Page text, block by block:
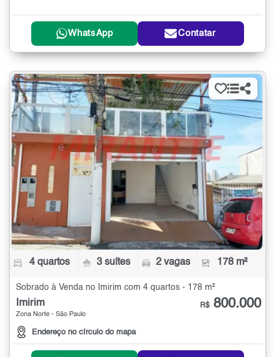
WhatsApp Contatar
4 quartos 3 suítes 2 vagas 178 m²
Sobrado à Venda no Imirim com 4 quartos - 178 m²
Imirim
Zona Norte - São Paulo
Endereço no círculo do mapa
R$ 800.000